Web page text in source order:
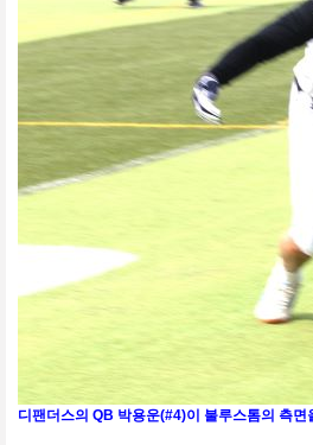
디팬더스의 QB 박용운(#4)이 불루스톰의 측면